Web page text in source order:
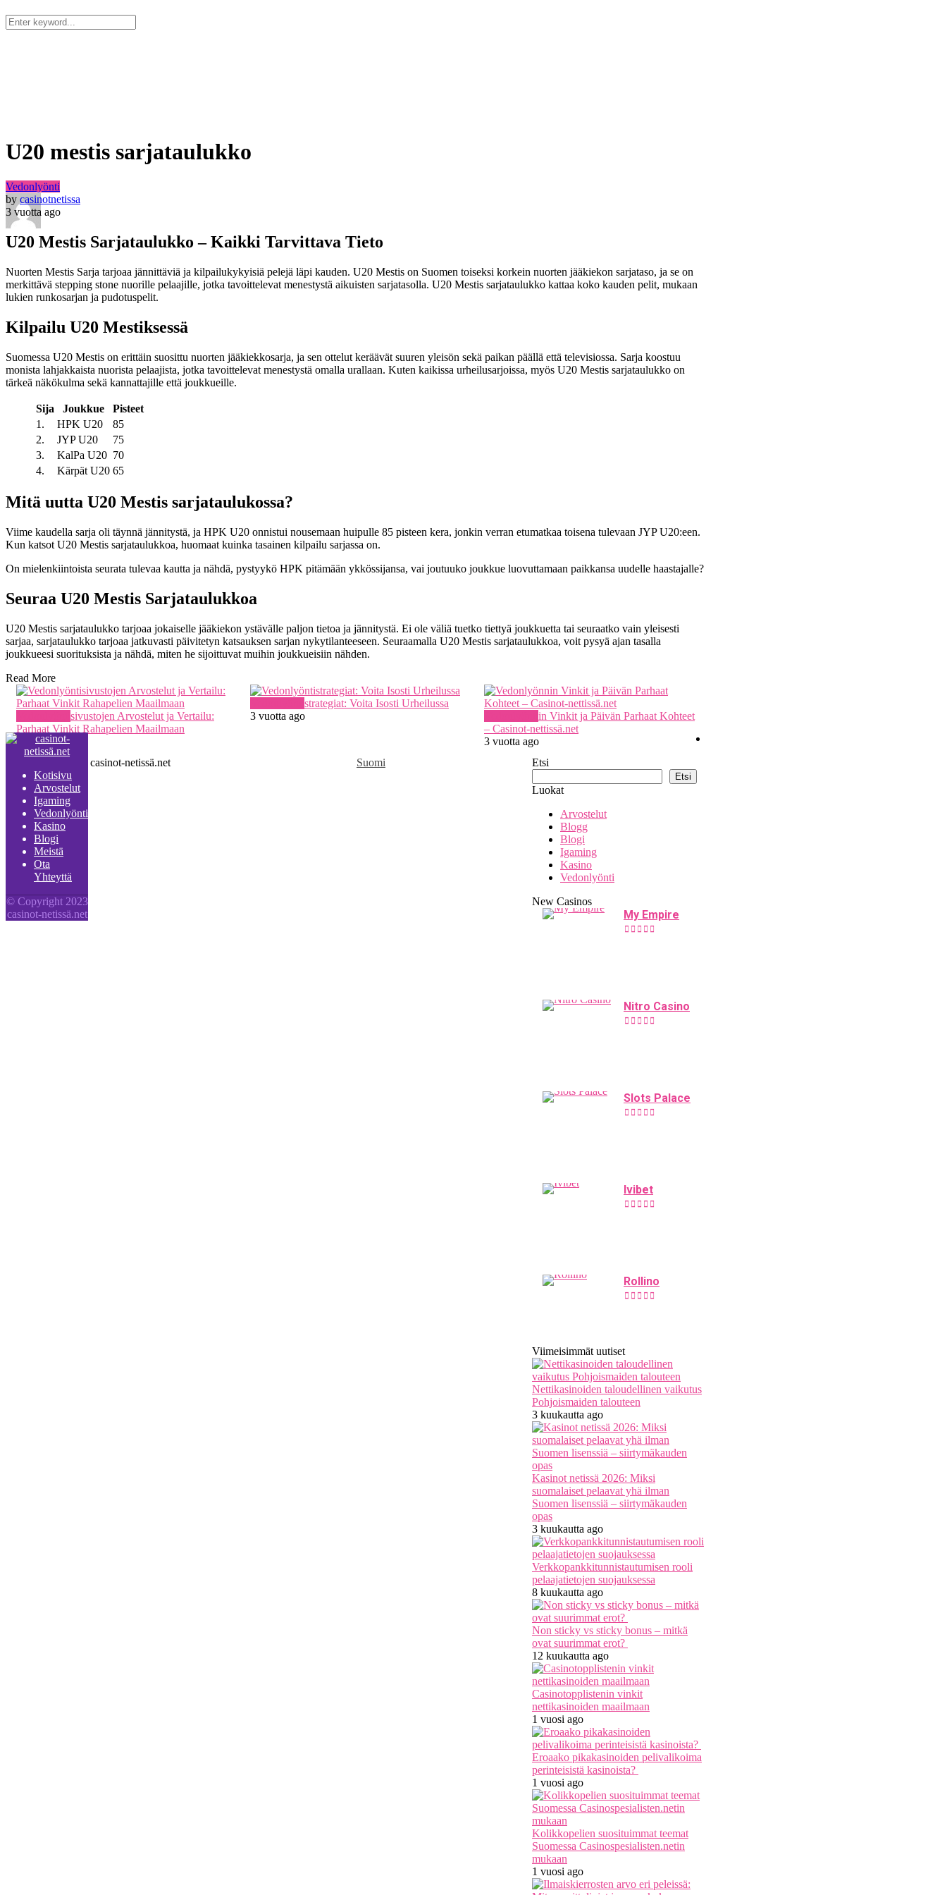
U20 mestis sarjataulukko
Vedonlyönti
by casinotnetissa
3 vuotta ago
U20 Mestis Sarjataulukko – Kaikki Tarvittava Tieto
Nuorten Mestis Sarja tarjoaa jännittäviä ja kilpailukykyisiä pelejä läpi kauden. U20 Mestis on Suomen toiseksi korkein nuorten jääkiekon sarjataso, ja se on
merkittävä stepping stone nuorille pelaajille, jotka tavoittelevat menestystä aikuisten sarjatasolla. U20 Mestis sarjataulukko kattaa koko kauden pelit, mukaan
lukien runkosarjan ja pudotuspelit.
Kilpailu U20 Mestiksessä
Suomessa U20 Mestis on erittäin suosittu nuorten jääkiekkosarja, ja sen ottelut keräävät suuren yleisön sekä paikan päällä että televisiossa. Sarja koostuu
monista lahjakkaista nuorista pelaajista, jotka tavoittelevat menestystä omalla urallaan. Kuten kaikissa urheilusarjoissa, myös U20 Mestis sarjataulukko on
tärkeä näkökulma sekä kannattajille että joukkueille.
Sija Joukkue
Pisteet
1.
HPK U20
85
2.
JYP U20
75
3.
KalPa U20 70
4.
Kärpät U20 65
Mitä uutta U20 Mestis sarjataulukossa?
Viime kaudella sarja oli täynnä jännitystä, ja HPK U20 onnistui nousemaan huipulle 85 pisteen kera, jonkin verran etumatkaa toisena tulevaan JYP U20:een.
Kun katsot U20 Mestis sarjataulukkoa, huomaat kuinka tasainen kilpailu sarjassa on.
On mielenkiintoista seurata tulevaa kautta ja nähdä, pystyykö HPK pitämään ykkössijansa, vai joutuuko joukkue luovuttamaan paikkansa uudelle haastajalle?
Seuraa U20 Mestis Sarjataulukkoa
U20 Mestis sarjataulukko tarjoaa jokaiselle jääkiekon ystävälle paljon tietoa ja jännitystä. Ei ole väliä tuetko tiettyä joukkuetta tai seuraatko vain yleisesti
sarjaa, sarjataulukko tarjoaa jatkuvasti päivitetyn katsauksen sarjan nykytilanteeseen. Seuraamalla U20 Mestis sarjataulukkoa, voit pysyä ajan tasalla
joukkueesi suorituksista ja nähdä, miten he sijoittuvat muihin joukkueisiin nähden.
Read More
Vedonlyöntisivustojen Arvostelut ja Vertailu:
Parhaat Vinkit Rahapelien Maailmaan
3 vuotta ago
Vedonlyöntistrategiat: Voita Isosti Urheilussa
3 vuotta ago
Vedonlyönnin Vinkit ja Päivän Parhaat Kohteet
– Casinot-nettissä.net
3 vuotta ago
Etsi
Etsi
Luokat
Arvostelut
Blogg
Blogi
Igaming
Kasino
Vedonlyönti
New Casinos
My Empire
Nitro Casino
Slots Palace
Ivibet
Rollino
Viimeisimmät uutiset
Nettikasinoiden taloudellinen vaikutus
Pohjoismaiden talouteen
3 kuukautta ago
Kasinot netissä 2026: Miksi
suomalaiset pelaavat yhä ilman
Suomen lisenssiä – siirtymäkauden
opas
3 kuukautta ago
Verkkopankkitunnistautumisen rooli
pelaajatietojen suojauksessa
8 kuukautta ago
Non sticky vs sticky bonus – mitkä
ovat suurimmat erot?
12 kuukautta ago
Casinotopplistenin vinkit
nettikasinoiden maailmaan
1 vuosi ago
Eroaako pikakasinoiden pelivalikoima
perinteisistä kasinoista?
1 vuosi ago
Kolikkopelien suosituimmat teemat
Suomessa Casinospesialisten.netin
mukaan
1 vuosi ago
© Copyright 2023 casinot-netissä.net
Kotisivu
Arvostelut
Igaming
Vedonlyönti
Kasino
Blogi
Meistä
Ota
Yhteyttä
© Copyright 2023
casinot-netissä.net
Suomi